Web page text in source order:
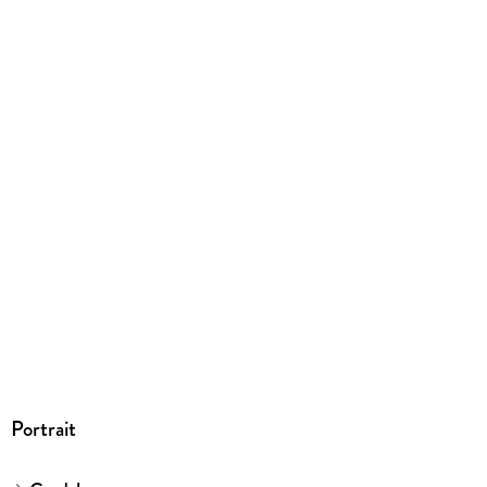
Portrait